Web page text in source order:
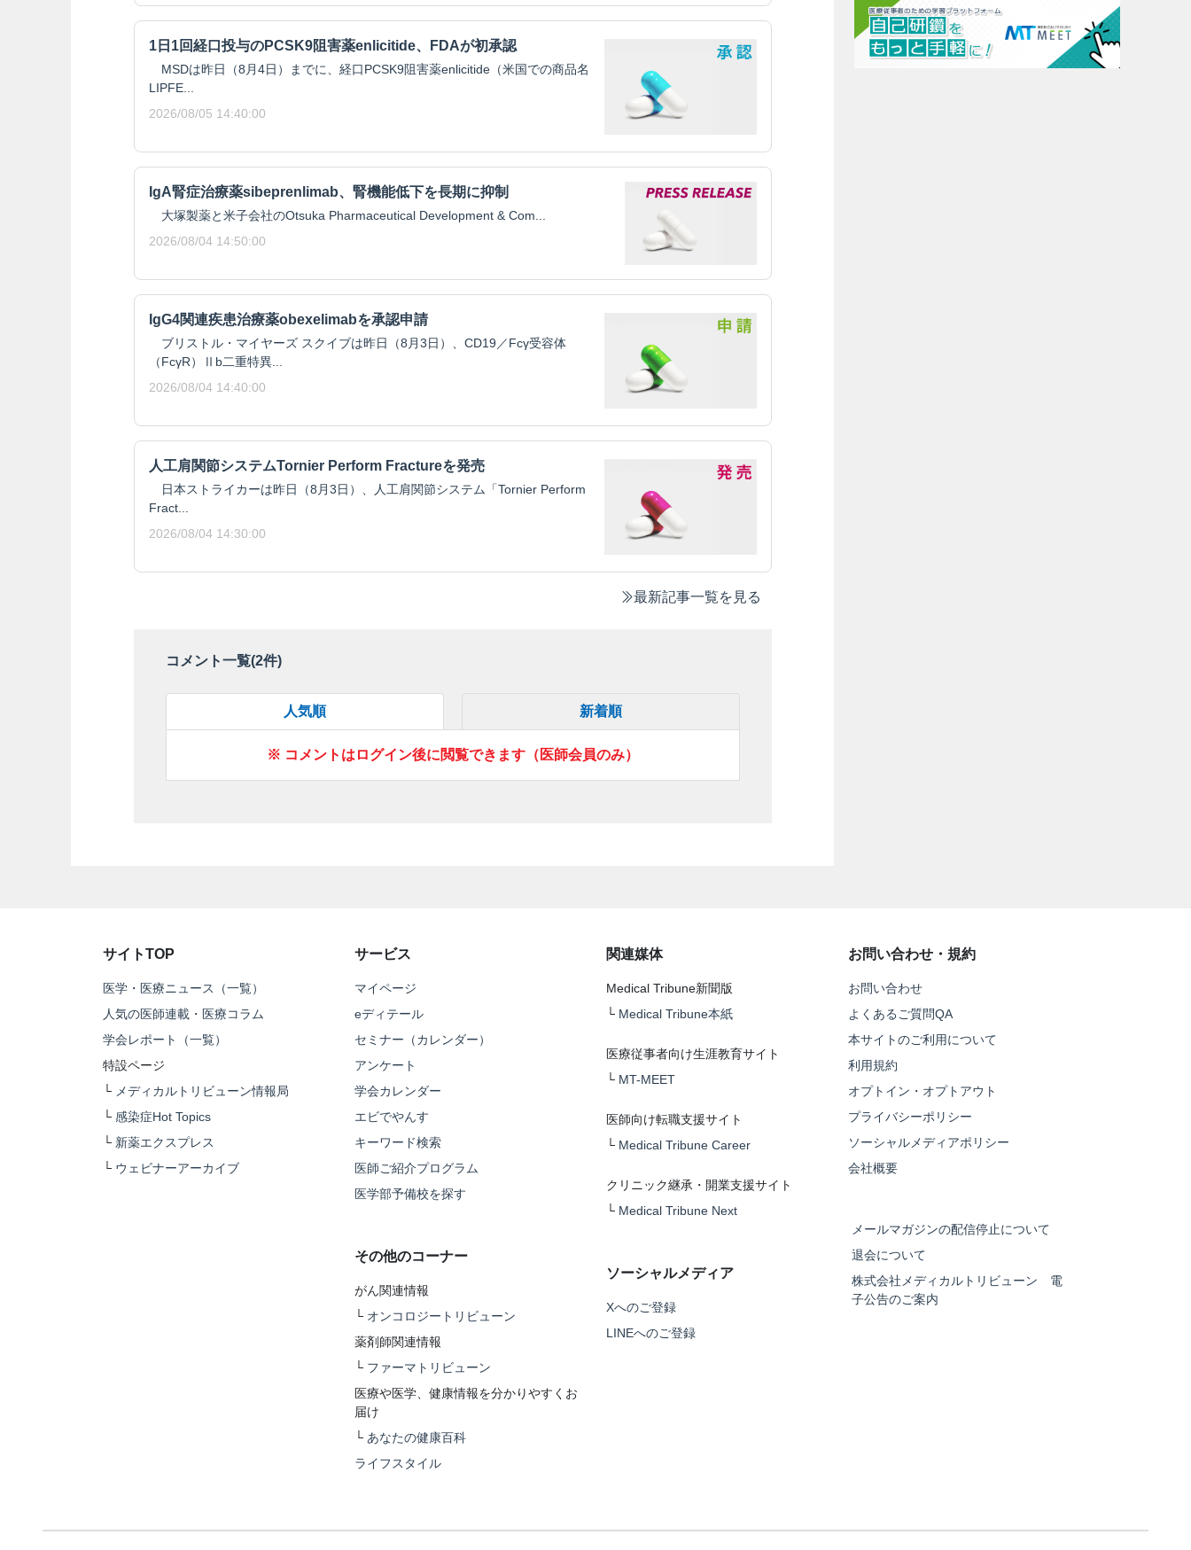
1日1回経口投与のPCSK9阻害薬enlicitide、FDAが初承認
MSDは昨日（8月4日）までに、経口PCSK9阻害薬enlicitide（米国での商品名
LIPFE...
2026/08/05 14:40:00
IgA腎症治療薬sibeprenlimab、腎機能低下を長期に抑制
大塚製薬と米子会社のOtsuka Pharmaceutical Development & Com...
2026/08/04 14:50:00
IgG4関連疾患治療薬obexelimabを承認申請
ブリストル・マイヤーズ スクイブは昨日（8月3日）、CD19／Fcγ受容体
（FcγR）Ⅱb二重特異...
2026/08/04 14:40:00
人工肩関節システムTornier Perform Fractureを発売
日本ストライカーは昨日（8月3日）、人工肩関節システム「Tornier Perform
Fract...
2026/08/04 14:30:00
最新記事一覧を見る
コメント一覧(2件)
人気順 新着順
※ コメントはログイン後に閲覧できます（医師会員のみ）
サイトTOP
医学・医療ニュース（一覧）
人気の医師連載・医療コラム
学会レポート（一覧）
特設ページ
└ メディカルトリビューン情報局
└ 感染症Hot Topics
└ 新薬エクスプレス
└ ウェビナーアーカイブ
サービス
マイページ
eディテール
セミナー（カレンダー）
アンケート
学会カレンダー
エビでやんす
キーワード検索
医師ご紹介プログラム
医学部予備校を探す
その他のコーナー
がん関連情報
└ オンコロジートリビューン
薬剤師関連情報
└ ファーマトリビューン
医療や医学、健康情報を分かりやすくお
届け
└ あなたの健康百科
ライフスタイル
関連媒体
Medical Tribune新聞版
└ Medical Tribune本紙
医療従事者向け生涯教育サイト
└ MT-MEET
医師向け転職支援サイト
└ Medical Tribune Career
クリニック継承・開業支援サイト
└ Medical Tribune Next
ソーシャルメディア
Xへのご登録
LINEへのご登録
お問い合わせ・規約
お問い合わせ
よくあるご質問QA
本サイトのご利用について
利用規約
オプトイン・オプトアウト
プライバシーポリシー
ソーシャルメディアポリシー
会社概要
メールマガジンの配信停止について
退会について
株式会社メディカルトリビューン 電
子公告のご案内